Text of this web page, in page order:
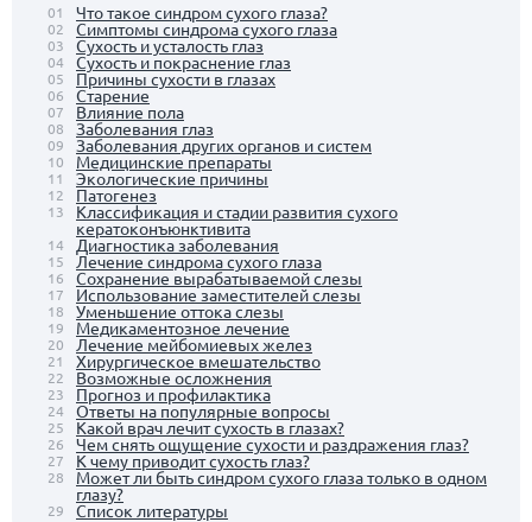
01 Что такое синдром сухого глаза?
02 Симптомы синдрома сухого глаза
03 Сухость и усталость глаз
04 Сухость и покраснение глаз
05 Причины сухости в глазах
06 Старение
07 Влияние пола
08 Заболевания глаз
09 Заболевания других органов и систем
10 Медицинские препараты
11 Экологические причины
12 Патогенез
13 Классификация и стадии развития сухого
кератоконъюнктивита
14 Диагностика заболевания
15 Лечение синдрома сухого глаза
16 Сохранение вырабатываемой слезы
17 Использование заместителей слезы
18 Уменьшение оттока слезы
19 Медикаментозное лечение
20 Лечение мейбомиевых желез
21 Хирургическое вмешательство
22 Возможные осложнения
23 Прогноз и профилактика
24 Ответы на популярные вопросы
25 Какой врач лечит сухость в глазах?
26 Чем снять ощущение сухости и раздражения глаз?
27 К чему приводит сухость глаз?
28 Может ли быть синдром сухого глаза только в одном
глазу?
29 Список литературы